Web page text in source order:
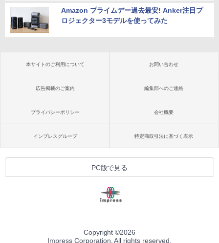
Amazon プライムデー過去最安! Anker注目プ
ロジェクター3モデルを使ってみた
本サイトのご利用について お問い合わせ
広告掲載のご案内 編集部へのご連絡
プライバシーポリシー 会社概要
インプレスグループ 特定商取引法に基づく表示
PC版で見る
Copyright ©2026
Impress Corporation. All rights reserved.